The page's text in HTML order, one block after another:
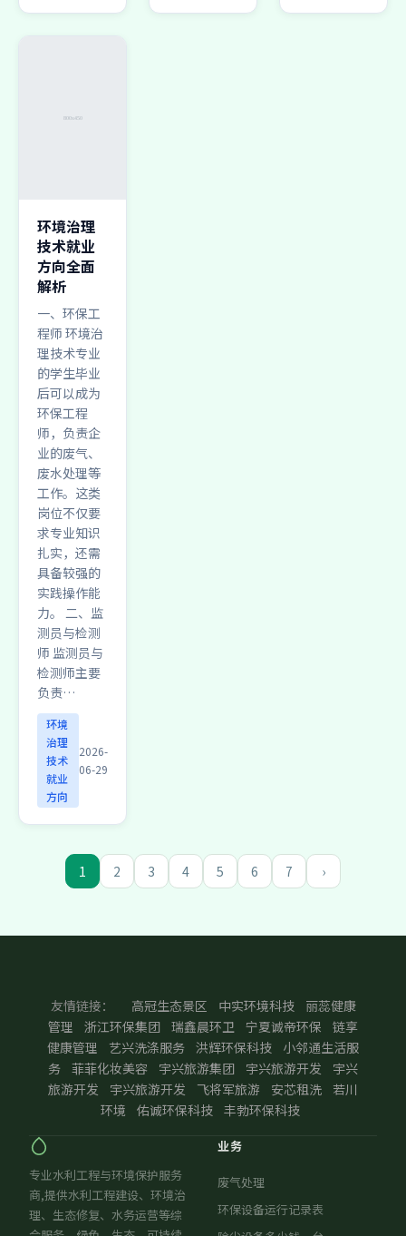
环境治理
技术就业
方向全面
解析
一、环保工
程师 环境治
理技术专业
的学生毕业
后可以成为
环保工程
师，负责企
业的废气、
废水处理等
工作。这类
岗位不仅要
求专业知识
扎实，还需
具备较强的
实践操作能
力。 二、监
测员与检测
师 监测员与
检测师主要
负责…
环境
治理
技术
就业
方向
2026-
06-29
1 2 3 4 5 6 7 ›
友情链接： 高冠生态景区 中实环境科技
丽蕊健康
管理
浙江环保集团 瑞鑫晨环卫 宁夏诚帝环保
链享
健康管理
艺兴洗涤服务 洪辉环保科技
小邻通生活服
务 菲菲化妆美容 宇兴旅游集团 宇兴旅游开发
宇兴
旅游开发
宇兴旅游开发 飞将军旅游 安芯租洗
若川
环境
佑诚环保科技 丰勃环保科技
专业水利工程与环境保护服务
商,提供水利工程建设、环境治
理、生态修复、水务运营等综
业务
废气处理
环保设备运行记录表